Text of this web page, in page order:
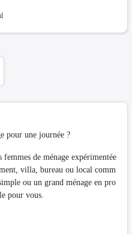
pour une journée ?
de ménage expérimentée
villa, bureau ou local comm
ou un grand ménage en pro
pour vous.